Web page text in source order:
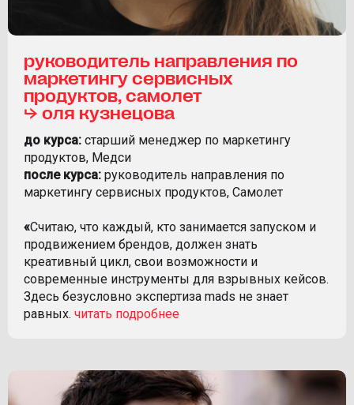
руководитель направления по
маркетингу сервисных
продуктов, самолет
⮡ оля кузнецова
до курса: старший менеджер по маркетингу
продуктов, Медси
после курса: руководитель направления по
маркетингу сервисных продуктов, Самолет
«Считаю, что каждый, кто занимается запуском и
продвижением брендов, должен знать
креативный цикл, свои возможности и
современные инструменты для взрывных кейсов.
Здесь безусловно экспертиза mads не знает
равных.